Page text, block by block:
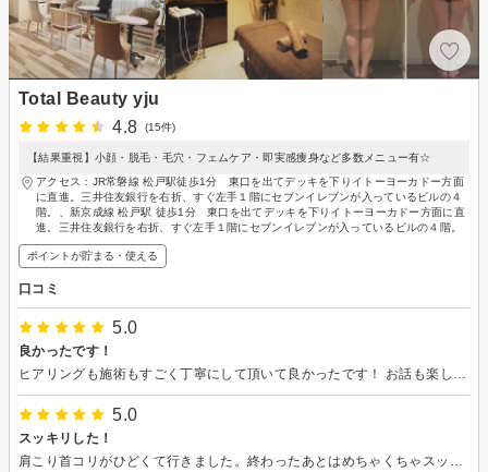
Total Beauty yju
4.8
(15件)
【結果重視】小顔・脱毛・毛穴・フェムケア・即実感痩身など多数メニュー有☆
アクセス：JR常磐線 松戸駅徒歩1分 東口を出てデッキを下りイトーヨーカドー方面
に直進。三井住友銀行を右折、すぐ左手１階にセブンイレブンが入っているビルの４
階。、新京成線 松戸駅 徒歩1分 東口を出てデッキを下りイトーヨーカドー方面に直
進。三井住友銀行を右折、すぐ左手１階にセブンイレブンが入っているビルの４階。
ポイントが貯まる・使える
口コミ
5.0
良かったです！
5.0
スッキリした！